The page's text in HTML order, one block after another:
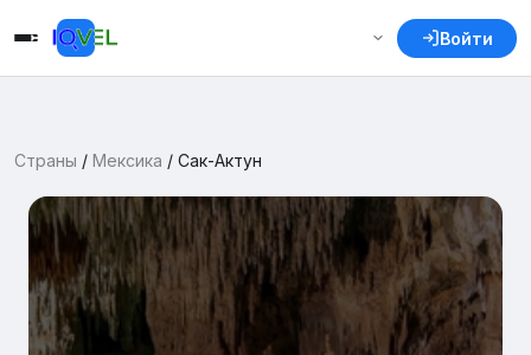
Войти
Страны / Мексика / Сак-Актун